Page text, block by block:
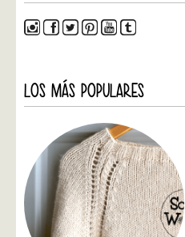
LOS MÁS POPULARES